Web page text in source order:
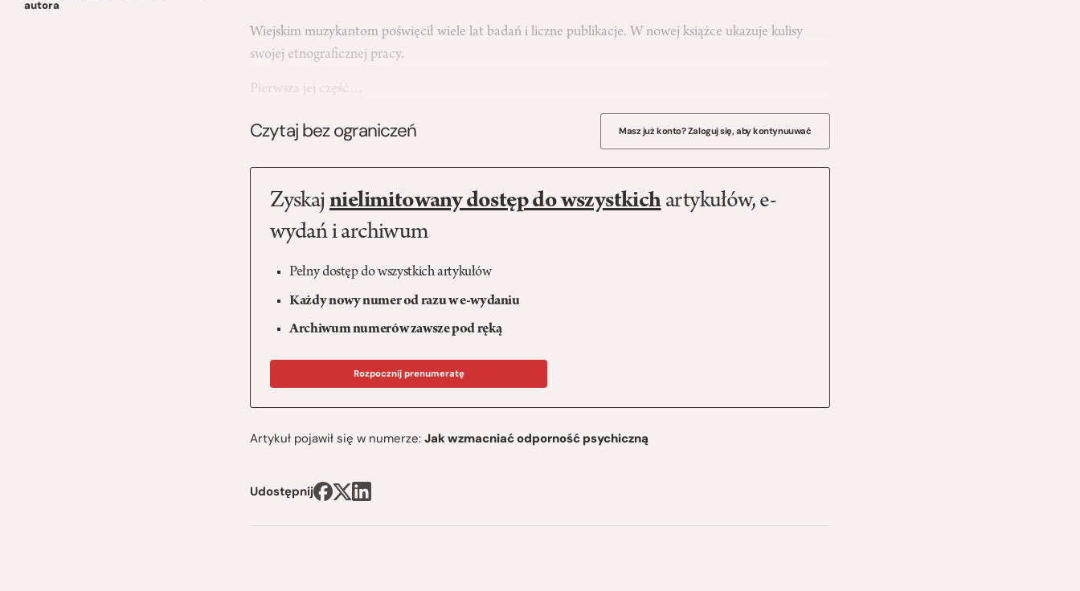
autora
Wiejskim muzykantom poświęcił wiele lat badań i liczne publikacje. W nowej książce ukazuje kulisy
swojej etnograficznej pracy.
Pierwsza jej część…
Czytaj bez ograniczeń Masz już konto? Zaloguj się, aby kontynuuwać
Zyskaj nielimitowany dostęp do wszystkichartykułów, e-
wydań i archiwum
Pełny dostęp do wszystkich artykułów
Każdy nowy numer od razu w e-wydaniu
Archiwum numerów zawsze pod ręką
Rozpocznij prenumeratę
Artykuł pojawił się w numerze:Jak wzmacniać odporność psychiczną
Udostępnij